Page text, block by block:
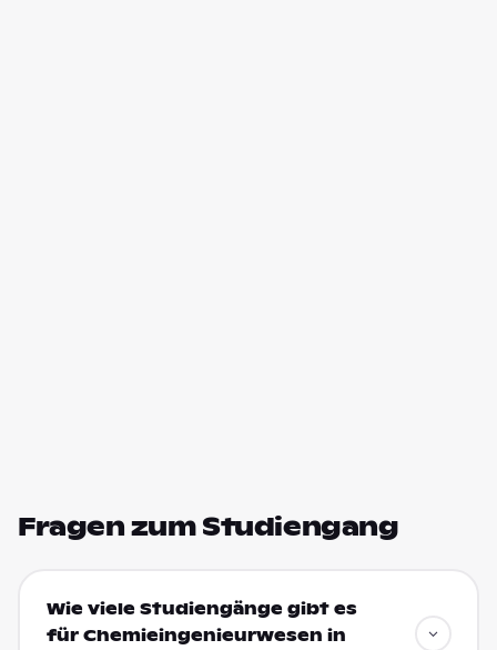
Fragen zum Studiengang
Wie viele Studiengänge gibt es
für Chemieingenieurwesen in